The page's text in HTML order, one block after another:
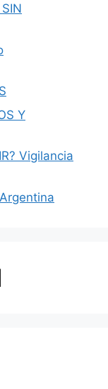
Y
Vigilancia